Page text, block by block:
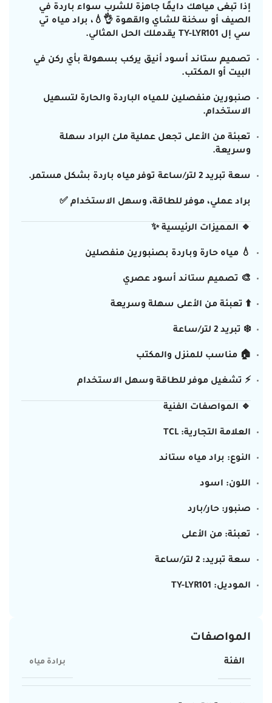
إذا تبغى مياهك دايمًا جاهزة للشرب سواء باردة في
الصيف أو سخنة للشاي والقهوة 👌💧، براد مياه تي
سي إل TY-LYR101
يقدملك الحل المثالي.
تصميم ستاند أسود أنيق يركب بسهولة بأي ركن في
البيت أو المكتب.
صنبورين منفصلين للمياه الباردة والحارة لتسهيل
الاستخدام.
تعبئة من الأعلى تجعل عملية ملئ البراد سهلة
وسريعة.
سعة تبريد 2 لتر/ساعة توفر مياه باردة بشكل مستمر.
براد عملي، موفر للطاقة، وسهل الاستخدام ✅
🔹 المميزات الرئيسية ✨
💧 مياه حارة وباردة بصنبورين منفصلين
🎨 تصميم ستاند أسود عصري
⬆️ تعبئة من الأعلى سهلة وسريعة
❄️ تبريد 2 لتر/ساعة
🏠 مناسب للمنزل والمكتب
⚡ تشغيل موفر للطاقة وسهل الاستخدام
🔹 المواصفات الفنية
العلامة التجارية: TCL
النوع: براد مياه ستاند
اللون: اسود
صنبور: حار/بارد
تعبئة: من الأعلى
سعة تبريد: 2 لتر/ساعة
الموديل: TY-LYR101
المواصفات
الفئة برادة مياه